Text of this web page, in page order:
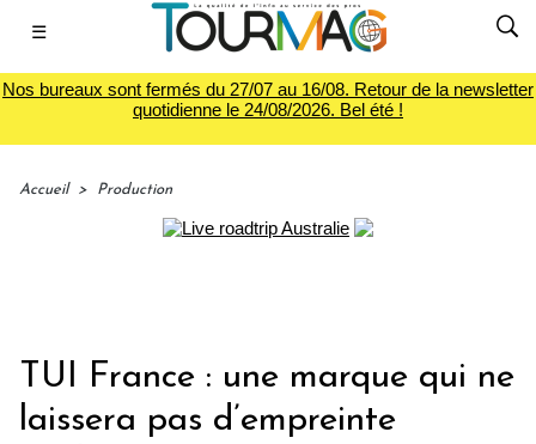
☰
Nos bureaux sont fermés du 27/07 au 16/08. Retour de la newsletter
quotidienne le 24/08/2026. Bel été !
Accueil > Production
TUI France : une marque qui ne
laissera pas d’empreinte